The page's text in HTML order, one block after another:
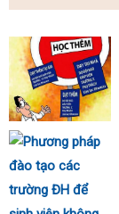
SỰ KIỆN HOT